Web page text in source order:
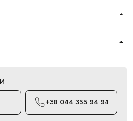
+38 044 365 94 94